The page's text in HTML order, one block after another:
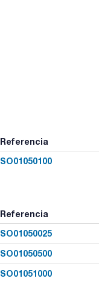
Referencia
SO01050100
Referencia
SO01050025
SO01050500
SO01051000